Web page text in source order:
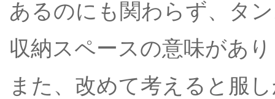
あるのにも関わらず、タ
収納スペースの意味があ
また、改めて考えると服